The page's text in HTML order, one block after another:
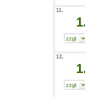
11.
12.